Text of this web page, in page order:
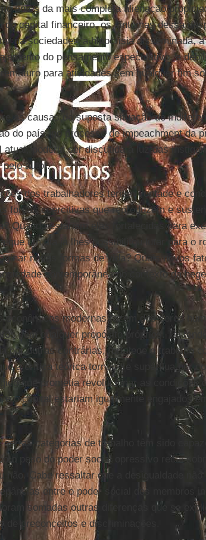
antes da mais completa alienação
do capital financeiro, os sintomas dessa
na sociedade: “a hipocrisia disseminada,
do pensamento especulativo, a
para atividades sem qualquer fim
as causas da suposta situação de
do país, no processo de impeachment da
poderia ser discutida à luz das
pelo autor.
dos trabalhadores teriam vontade e
forças coercitivas que reproduzem e
Quando estariam elas fortalecidas para
que um dia já lhes possibilitou lutar para o
novas formas de vida? Quais novos
contemporânea no contexto da
econômicas modernas fazem dos seres
sem qualquer propósito próprios. Tal
por outras contrárias, fortalece o trabalho
a crítica teórica tornou-se supérflua por
que prometia revolucionar as condições
e o capital estariam igualmente engajados
certas categorias de trabalho têm sido
o peso do poder social opressivo recai
não. Cabe ressaltar que a desigualdade não
entre o poder social dos membros
somadas outras diferenças que se
de preconceitos e discriminações.